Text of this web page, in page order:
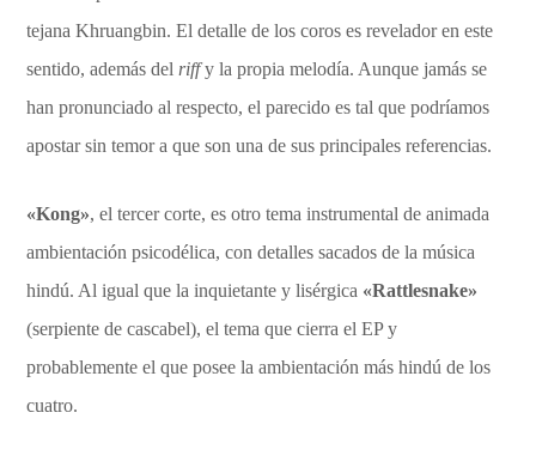
tejana Khruangbin. El detalle de los coros es revelador en este
sentido, además del riffy la propia melodía. Aunque jamás se
han pronunciado al respecto, el parecido es tal que podríamos
apostar sin temor a que son una de sus principales referencias.
«Kong», el tercer corte, es otro tema instrumental de animada
ambientación psicodélica, con detalles sacados de la música
hindú. Al igual que la inquietante y lisérgica «Rattlesnake»
(serpiente de cascabel), el tema que cierra el EP y
probablemente el que posee la ambientación más hindú de los
cuatro.